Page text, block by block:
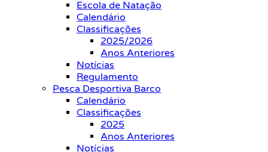
Escola de Natação
Calendário
Classificações
2025/2026
Anos Anteriores
Notícias
Regulamento
Pesca Desportiva Barco
Calendário
Classificações
2025
Anos Anteriores
Notícias